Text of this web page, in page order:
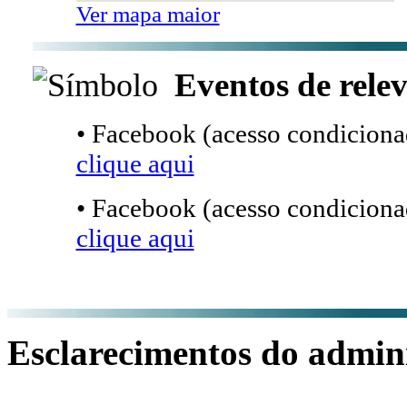
Ver mapa maior
Eventos de
• Facebook (acesso
clique aqui
• Facebook (acesso
clique aqui
Esclarecimentos do